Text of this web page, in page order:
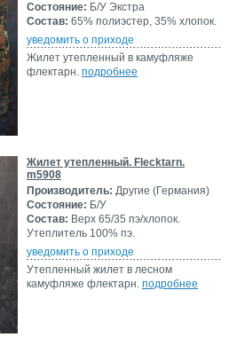
Состояние: Б/У Экстра
Состав: 65% полиэстер, 35% хлопок.
уведомить о приходе
Жилет утепленный в камуфляже
флектарн. подробнее
Жилет утепленный. Flecktarn.
m5908
Производитель: Другие (Германия)
Состояние: Б/У
Состав: Верх 65/35 пэ/хлопок.
Утеплитель 100% пэ.
уведомить о приходе
Утепленный жилет в лесном
камуфляже флектарн. подробнее